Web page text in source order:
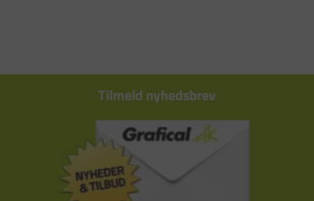
Tilmeld nyhedsbrev